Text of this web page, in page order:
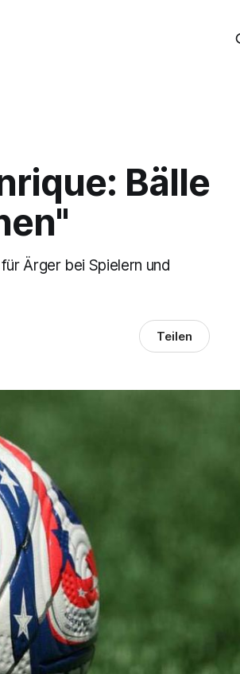
Bälle
Ärger bei Spielern und
Teilen